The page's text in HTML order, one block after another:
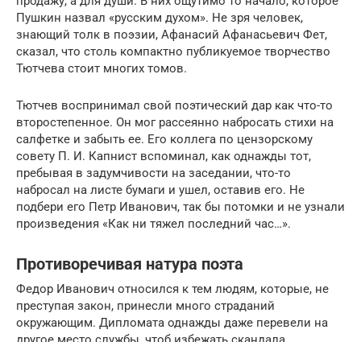
Пушкин назвал «русским духом». Не зря человек,
знающий толк в поэзии, Афанасий Афанасьевич Фет,
сказал, что столь компактно публикуемое творчество
Тютчева стоит многих томов.
Тютчев воспринимал свой поэтический дар как что-то
второстепенное. Он мог рассеянно набросать стихи на
салфетке и забыть ее. Его коллега по цензорскому
совету П. И. Капнист вспоминал, как однажды тот,
пребывая в задумчивости на заседании, что-то
набросал на листе бумаги и ушел, оставив его. Не
подбери его Петр Иванович, так бы потомки и не узнали
произведения «Как ни тяжел последний час…».
Противоречивая натура поэта
Федор Иванович относился к тем людям, которые, не
преступая закон, принесли много страданий
окружающим. Дипломата однажды даже перевели на